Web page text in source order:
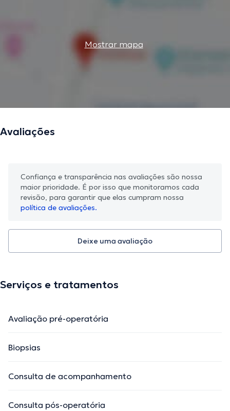
Mostrar mapa
Avaliações
Confiança e transparência nas avaliações são nossa
maior prioridade. É por isso que monitoramos cada
revisão, para garantir que elas cumpram nossa
política de avaliações.
Deixe uma avaliação
Serviços e tratamentos
Avaliação pré-operatória
Biopsias
Consulta de acompanhamento
Consulta pós-operatória